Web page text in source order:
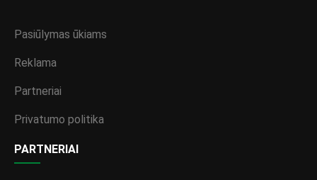
Pasiūlymas ūkiams
Reklama
Partneriai
Privatumo politika
PARTNERIAI